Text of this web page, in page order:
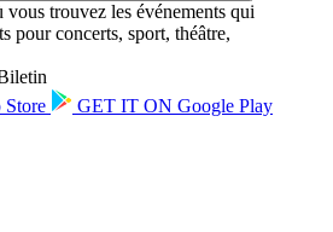
trouvez les événements qui
pour concerts, sport, théâtre,
Store GET IT ON Google Play